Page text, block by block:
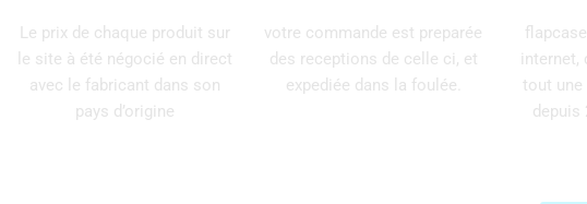
Le prix de chaque produit sur
le site à été négocié en direct
avec le fabricant dans son
pays d’origine
votre commande est preparée
des receptions de celle ci, et
expediée dans la foulée.
internet,
tout une
depuis